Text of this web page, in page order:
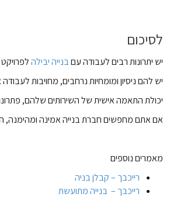
לסיכום
יש יתרונות רבים לעבודה עםבנייה יבילה
יש להם ניסיון ומומחיות נרחבים, מחויבות לעבודה
יכולת התאמה אישית של השירותים שלהם,
אם אתם מחפשים חברת בנייה אמינה ומהימנה,
מאמרים נוספים
רייכבך – קבלן בניה
רייכבך – בנייה מתועשת